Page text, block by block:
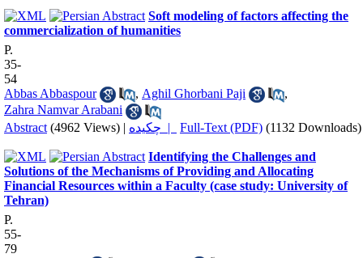
Soft modeling of factors affecting the
commercialization of humanities
P.
35-
54
Abbas Abbaspour
, Aghil Ghorbani Paji
,
Zahra Namvar Arabani
Abstract (4962 Views) | چکیده | Full-Text (PDF) (1132 Downloads)
Identifying the Challenges and
Solutions of the Mechanisms of Providing and Allocating
Financial Resources within a Faculty (case study: University of
Tehran)
P.
55-
79